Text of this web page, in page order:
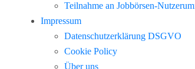
Teilnahme an Jobbörsen-
Impressum
Datenschutzerklärung DSGVO
Cookie Policy
Über uns